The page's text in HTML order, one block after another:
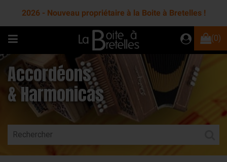
2026 - Nouveau propriétaire à la Boite à Bretelles !
(0)
Accordéons
& Harmonicas